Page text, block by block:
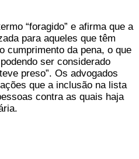
“foragido” e afirma que a
para aqueles que têm
cumprimento da pena, o que
ser considerado
preso”. Os advogados
que a inclusão na lista
contra as quais haja